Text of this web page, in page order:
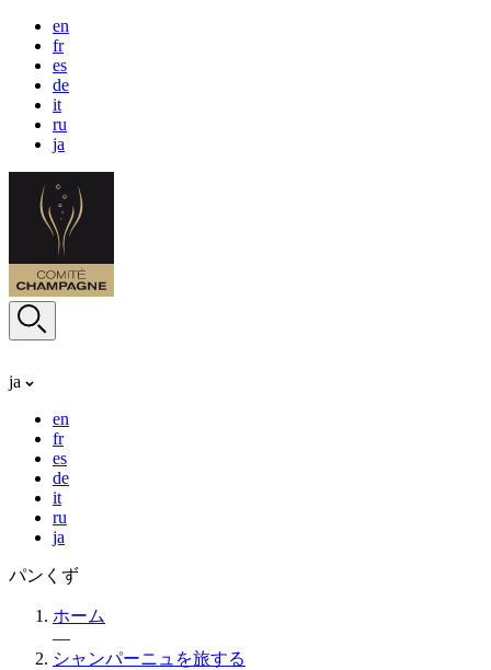
en
fr
es
de
it
ru
ja
ja
en
fr
es
de
it
ru
ja
パンくず
ホーム
—
シャンパーニュを旅する